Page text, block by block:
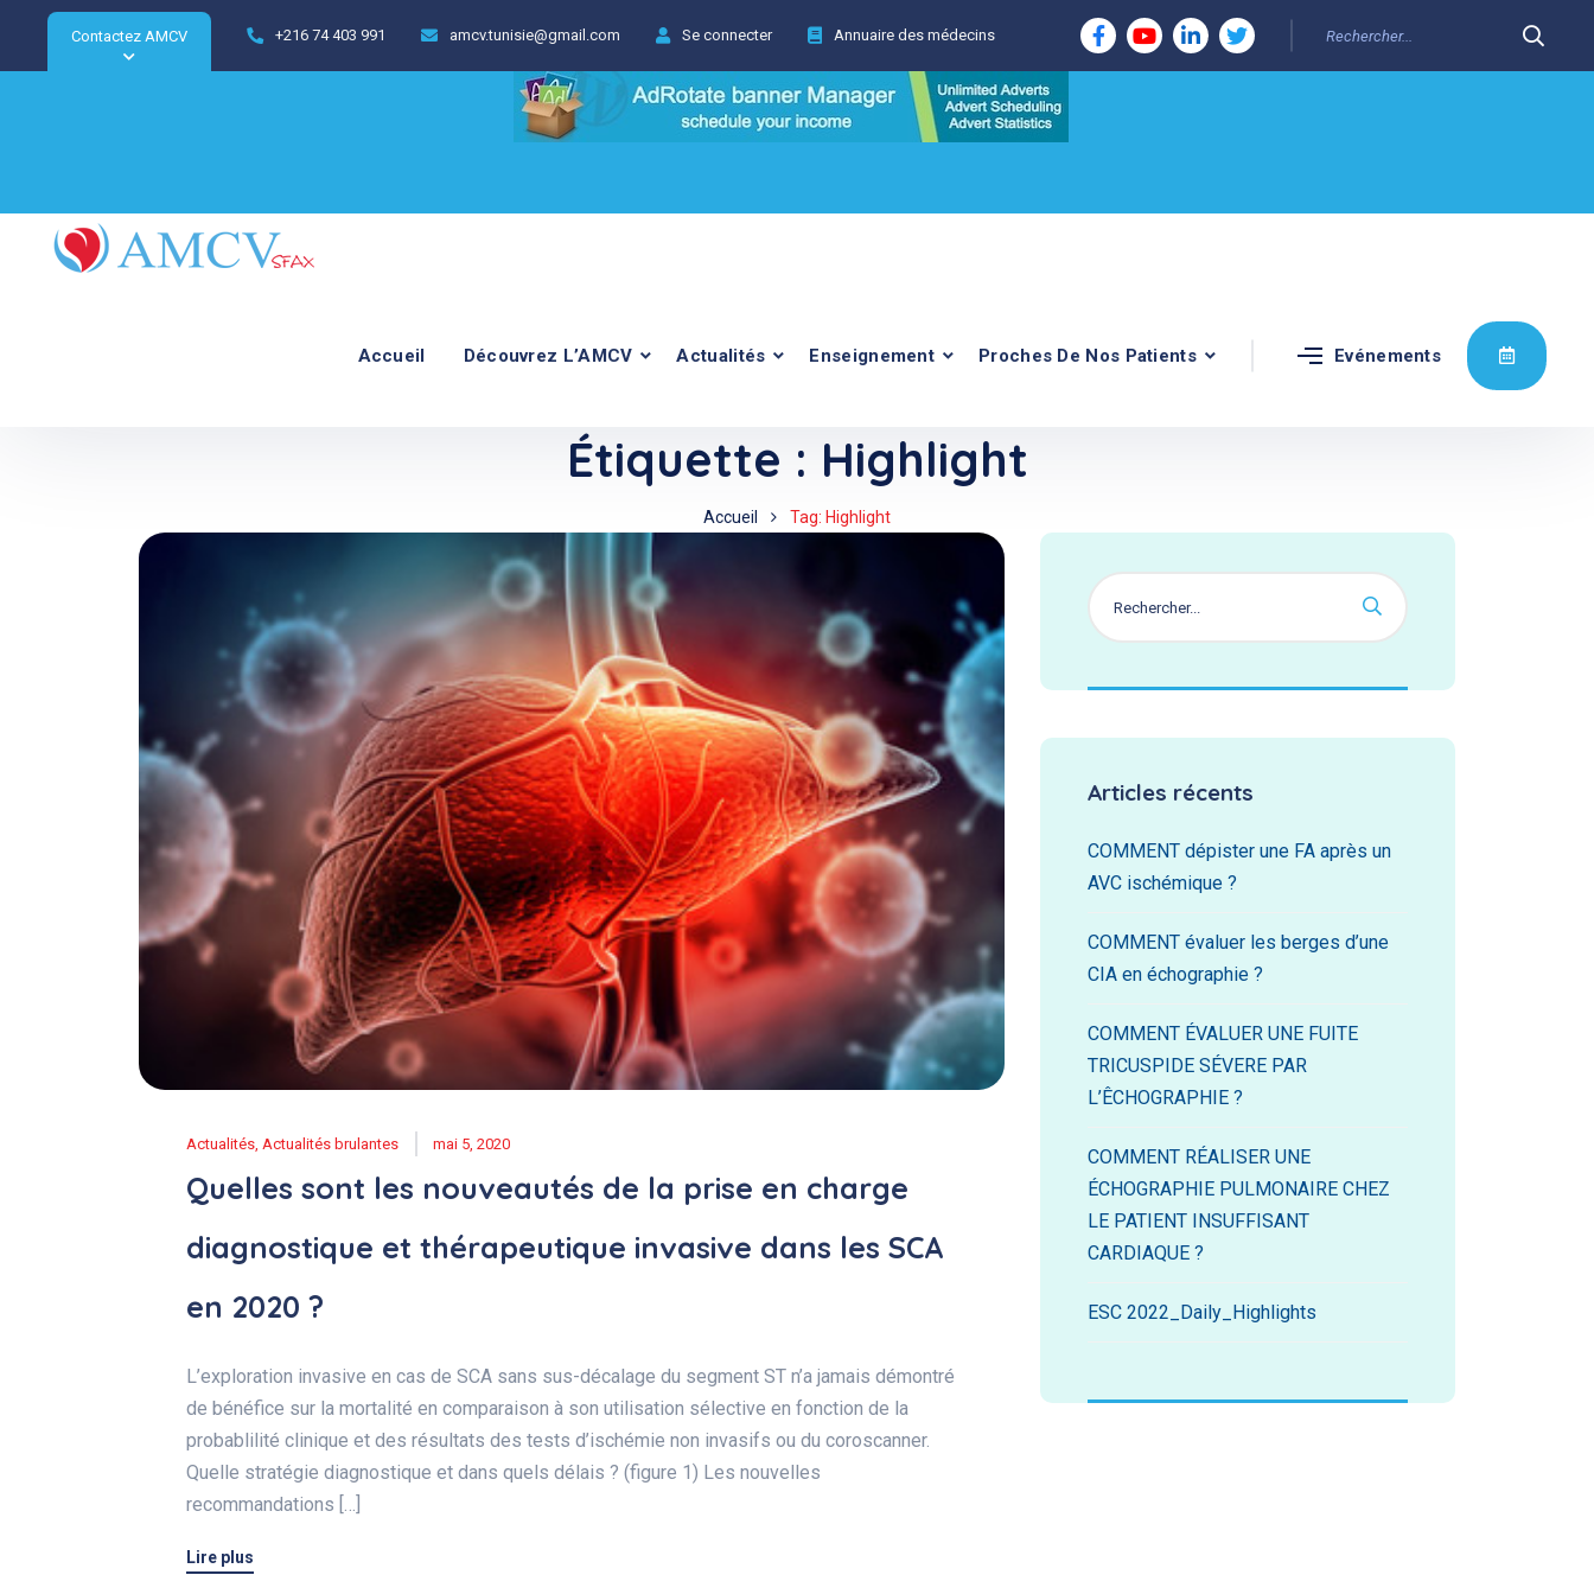
Contactez AMCV +216 74 403 991 amcv.tunisie@gmail.com Se connecter Annuaire des médecins
Accueil Découvrez L’AMCV Actualités Enseignement Proches De Nos Patients Evénements
Étiquette : Highlight
Accueil Tag: Highlight
Actualités Actualités brulantes mai 5, 2020
Quelles sont les nouveautés de la prise en charge
diagnostique et thérapeutique invasive dans les SCA
en 2020 ?
L’exploration invasive en cas de SCA sans sus-décalage du segment ST n’a jamais démontré
de bénéfice sur la mortalité en comparaison à son utilisation sélective en fonction de la
probablilité clinique et des résultats des tests d’ischémie non invasifs ou du coroscanner.
Quelle stratégie diagnostique et dans quels délais ? (figure 1) Les nouvelles
recommandations […]
Lire plus
Articles récents
COMMENT dépister une FA après un
AVC ischémique ?
COMMENT évaluer les berges d’une
CIA en échographie ?
COMMENT ÉVALUER UNE FUITE
TRICUSPIDE SÉVERE PAR
L’ÊCHOGRAPHIE ?
COMMENT RÉALISER UNE
ÉCHOGRAPHIE PULMONAIRE CHEZ
LE PATIENT INSUFFISANT
CARDIAQUE ?
ESC 2022_Daily_Highlights